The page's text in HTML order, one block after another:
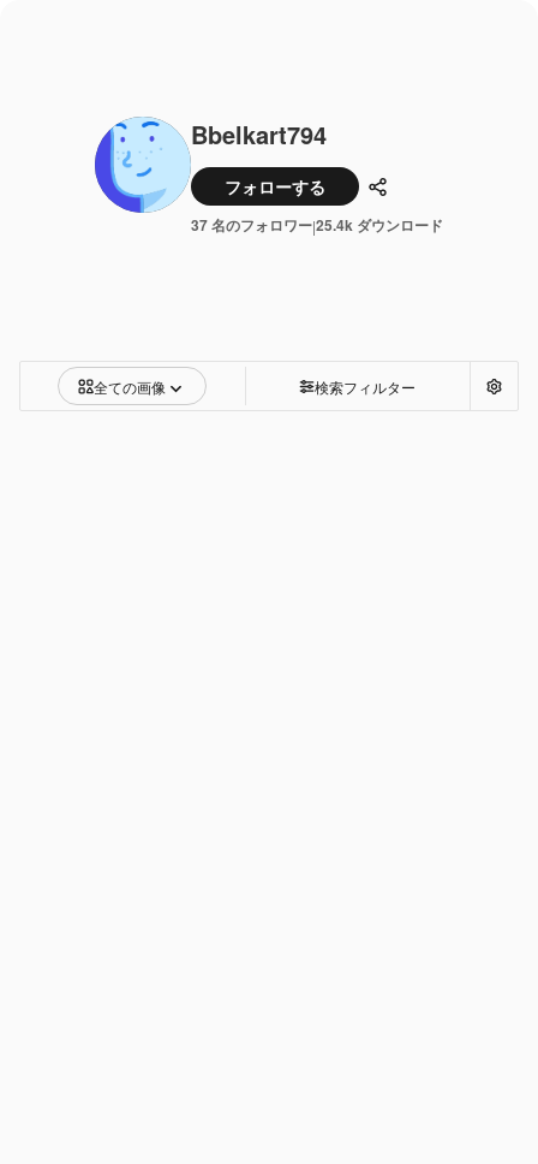
Bbelkart794
フォローする 共有
37 名のフォロワー|25.4k ダウンロード
全ての画像 検索フィルター